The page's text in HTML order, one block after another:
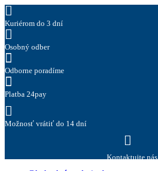
Kuriérom do 3 dní
Osobný odber
Odborne poradíme
Platba 24pay
Možnosť vrátiť do 14 dní
Kontaktujte nás